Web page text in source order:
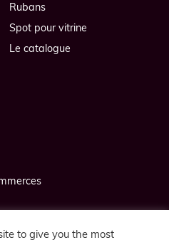
Rubans
Spot pour vitrine
Le catalogue
to give you the most